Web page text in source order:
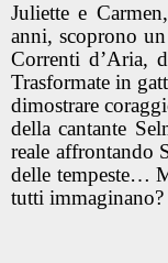
Juliette e
anni, scoprono
Correnti d’Aria,
Trasformate in
dimostrare
della cantante
reale affrontando
delle tempeste…
tutti immaginano?